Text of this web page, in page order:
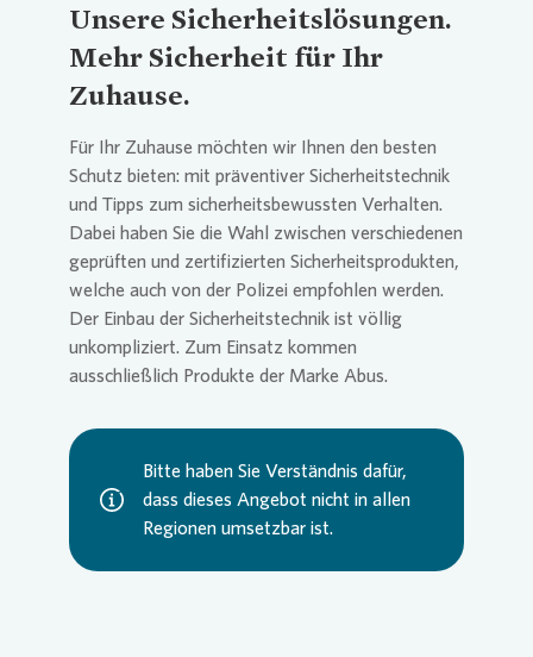
Unsere Sicherheitslösungen.
Mehr Sicherheit für Ihr
Zuhause.
Für Ihr Zuhause möchten wir Ihnen den besten
Schutz bieten: mit präventiver Sicherheitstechnik
und Tipps zum sicherheitsbewussten Verhalten.
Dabei haben Sie die Wahl zwischen verschiedenen
geprüften und zertifizierten Sicherheitsprodukten,
welche auch von der Polizei empfohlen werden.
Der Einbau der Sicherheitstechnik ist völlig
unkompliziert. Zum Einsatz kommen
ausschließlich Produkte der Marke Abus.
Bitte haben Sie Verständnis dafür,
dass dieses Angebot nicht in allen
Regionen umsetzbar ist.